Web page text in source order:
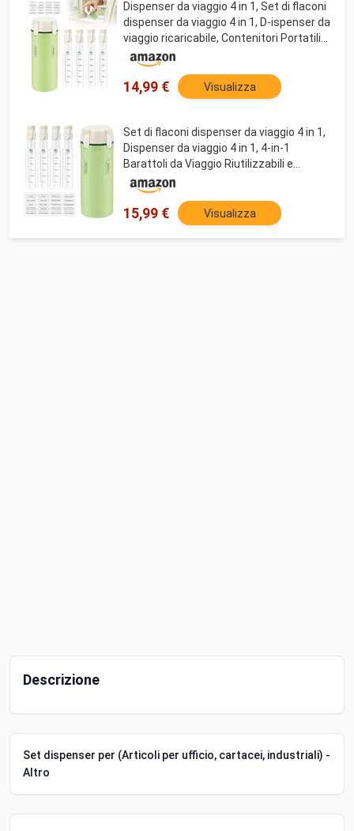
Dispenser da viaggio 4 in 1, Set di flaconi
dispenser da viaggio 4 in 1, D-ispenser da
viaggio ricaricabile, Contenitori Portatili
Ricaricabili a Prova di Perdite, Kit Viaggio
Aereo Bagaglio a Mano
14,99 € Visualizza
Set di flaconi dispenser da viaggio 4 in 1,
Dispenser da viaggio 4 in 1, 4-in-1
Barattoli da Viaggio Riutilizzabili e
Ricaricabili, Flaconi con Pompetta
Ricaricabili, per Shampoo, Lozioni,
Balsamo
15,99 € Visualizza
Descrizione
Set dispenser per (Articoli per ufficio, cartacei, industriali) -
Altro